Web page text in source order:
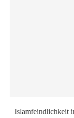
Islamfeindlichkeit